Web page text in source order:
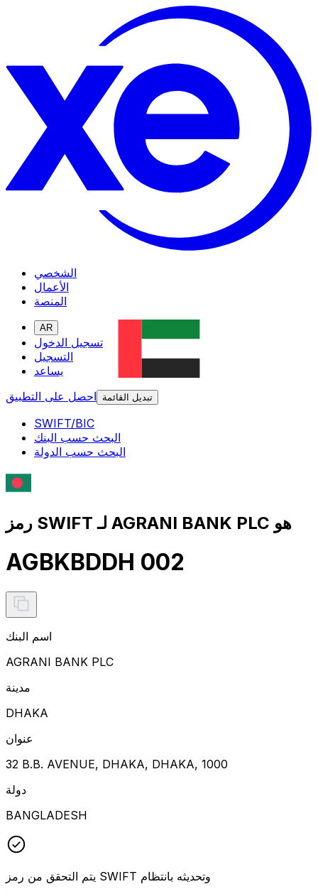
الشخصي
الأعمال
المنصة
AR
تسجيل الدخول
التسجيل
يساعد
احصل على التطبيق
تبديل القائمة
SWIFT/BIC
البحث حسب البنك
البحث حسب الدولة
رمز SWIFT لـ AGRANI BANK PLC هو
AGBKBDDH 002
اسم البنك
AGRANI BANK PLC
مدينة
DHAKA
عنوان
32 B.B. AVENUE, DHAKA, DHAKA, 1000
دولة
BANGLADESH
يتم التحقق من رمز SWIFT وتحديثه بانتظام